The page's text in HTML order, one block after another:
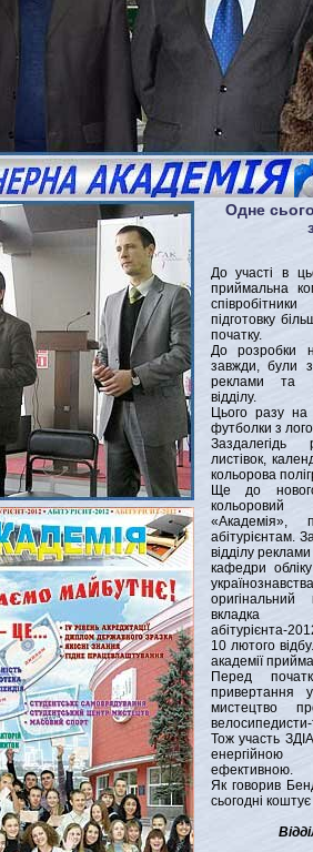
Одне
До участі в
приймальна
підготовку
початку.
До розробки
завжди, були
реклами та
відділу.
Цього разу
футболки з
Заздалегідь
листівок,
кольорова
Ще до
кольоровий
«Академія»,
абітурієнтам.
відділу
кафедри
оригінальний
вкладка
абітурієнта-
10 лютого
академії
Перед
привертання
мистецтво
велосипедисти-
Тож участь
ефективною.
Як говорив
сьогодні